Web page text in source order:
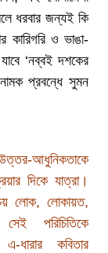
ধরবার জন্যই কি
কারিগরি ও ভাঙা-
‘নব্বই দশকের
প্রবন্ধে সুমন
আধুনিকতাকে
দিকে যাত্রা।
লোক, লোকায়ত,
পরিচিতিকে
ধারার কবিতার